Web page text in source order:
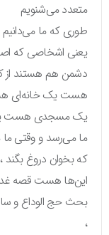
متعدد می‌شنویم
طوری که ما می‌دانیم
یعنی اشخاصی که
دشمن هم هستند از
هست یک خانه‌ای
یک مسجدی هست یه
ما می‌رسد و وقتی ما
که بخوان دروغ بگند
این‌ها هست قصه
بحث حج الوداع و سایر